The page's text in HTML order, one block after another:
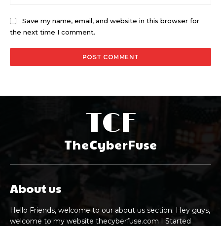
Save my name, email, and website in this browser for
the next time I comment.
TCF
TheCyberFuse
About us
Hello Friends, welcome to our about us section. Hey guys,
welcome to my website thecyberfuse.com I Started